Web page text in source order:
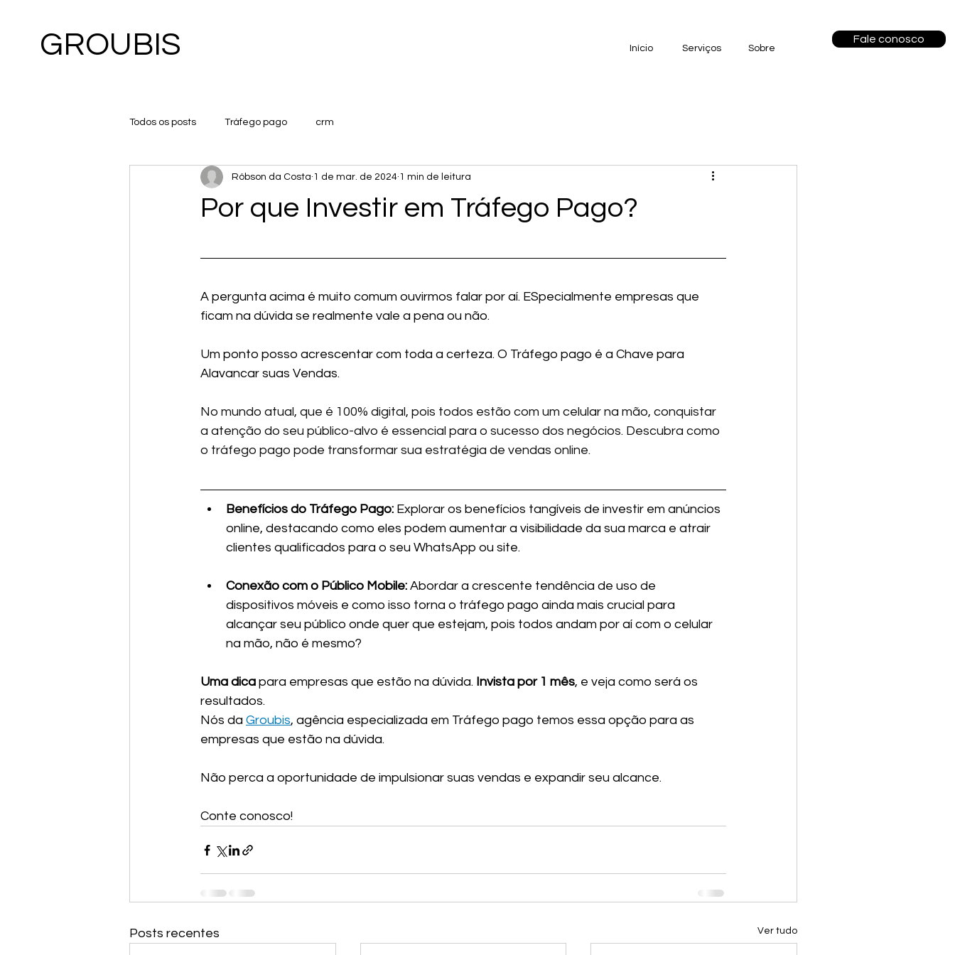
GROUBIS Início Serviços Sobre
Fale conosco
Todos os posts Tráfego pago crm
Por que Investir em Tráfego Pago?
Róbson da Costa 1 de mar. de 2024 1 min de leitura
A pergunta acima é muito comum ouvirmos falar por aí. ESpecialmente empresas que
ficam na dúvida se realmente vale a pena ou não.
Um ponto posso acrescentar com toda a certeza. O Tráfego pago é a Chave para
Alavancar suas Vendas.
No mundo atual, que é 100% digital, pois todos estão com um celular na mão, conquistar
a atenção do seu público-alvo é essencial para o sucesso dos negócios. Descubra como
o tráfego pago pode transformar sua estratégia de vendas online.
Benefícios do Tráfego Pago: Explorar os benefícios tangíveis de investir em anúncios
online, destacando como eles podem aumentar a visibilidade da sua marca e atrair
clientes qualificados para o seu WhatsApp ou site.
Conexão com o Público Mobile: Abordar a crescente tendência de uso de
dispositivos móveis e como isso torna o tráfego pago ainda mais crucial para
alcançar seu público onde quer que estejam, pois todos andam por aí com o celular
na mão, não é mesmo?
Uma dica para empresas que estão na dúvida. Invista por 1 mês, e veja como será os
resultados.
Nós da Groubis, agência especializada em Tráfego pago temos essa opção para as
empresas que estão na dúvida.
Não perca a oportunidade de impulsionar suas vendas e expandir seu alcance.
Conte conosco!
Posts recentes Ver tudo